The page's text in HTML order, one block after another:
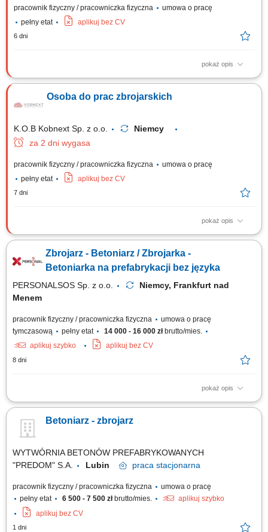
pracownik fizyczny / pracowniczka fizyczna
umowa o pracę
pełny etat
aplikuj bez CV
6 dni
pokaż opis
Prefabrykacja, wiązanie oraz montaż stalowych szkieletów zbrojeniowych
bieżących zadaniach ciesielskich. Wykonywanie prostych, pomocniczych
robót fizycznych wspierających procesy budowlane.
Osoba do prac zbrojarskich
K.O.B Kobnext Sp. z o.o.
Niemcy
za 2 dni wygasa
pracownik fizyczny / pracowniczka fizyczna
umowa o pracę
pełny etat
aplikuj bez CV
7 dni
pokaż opis
Zakres obowiązków: Wykonywanie prac w zakresie montażu zbrojenia;
Zbrojarz - Betoniarz / Zbrojarka -
Betoniarka na prefabrykacji bez języka
PERSONALSOS Sp. z o.o.
Niemcy, Frankfurt nad
Menem
pracownik fizyczny / pracowniczka fizyczna
umowa o pracę
tymczasową
pełny etat 14 000 - 16 000 złbrutto/mies.
aplikuj szybko
aplikuj bez CV
8 dni
pokaż opis
Zakres obowiązków: Wykonywanie zbrojeń (cięcie, gięcie, wiązanie stali)
formach prefabrykacyjnych; Przygotowywanie form oraz niezbędnych
elementów do betonowania; Udział w procesie betonowania oraz
Betoniarz - zbrojarz
WYTWÓRNIA BETONÓW PREFABRYKOWANYCH
"PREDOM" S.A.
Lubin praca stacjonarna
pracownik fizyczny / pracowniczka fizyczna
umowa o pracę
pełny etat
6 500 - 7 500 złbrutto/mies.
aplikuj szybko
aplikuj bez CV
1 dni